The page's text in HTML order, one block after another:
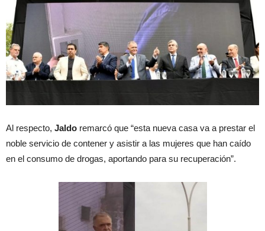
Al respecto, Jaldo remarcó que “esta nueva casa va a prestar el
noble servicio de contener y asistir a las mujeres que han caído
en el consumo de drogas, aportando para su recuperación”.